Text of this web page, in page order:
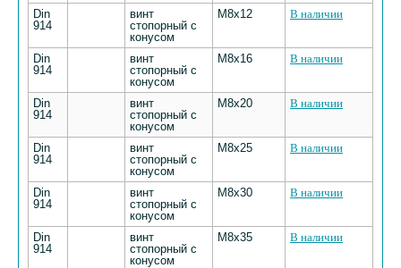
Din
914
винт
стопорный с
конусом
М8х12 В наличии
Din
914
винт
стопорный с
конусом
М8х16 В наличии
Din
914
винт
стопорный с
конусом
М8х20 В наличии
Din
914
винт
стопорный с
конусом
М8х25 В наличии
Din
914
винт
стопорный с
конусом
М8х30 В наличии
Din
914
винт
стопорный с
конусом
М8х35 В наличии